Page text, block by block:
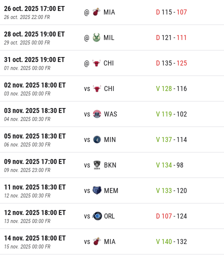
26 oct. 2025 17:00ET
26 oct. 2025 22:00 FR
@ MIA D 115- 107
28 oct. 2025 19:00ET
29 oct. 2025 00:00 FR
@ MIL D 121 - 111
31 oct. 2025 19:00ET
01 nov. 2025 00:00 FR
@ CHI D 135- 125
02 nov. 2025 18:00ET
03 nov. 2025 00:00 FR
vs CHI V 128 - 116
03 nov. 2025 18:30ET
04 nov. 2025 00:30 FR
vs WAS V 119 - 102
05 nov. 2025 18:30ET
06 nov. 2025 00:30 FR
vs MIN V 137- 114
09 nov. 2025 17:00ET
09 nov. 2025 23:00 FR
vs BKN V 134-98
11 nov. 2025 18:30ET
12 nov. 2025 00:30 FR
vs MEM V 133 - 120
12 nov. 2025 18:00ET
13 nov. 2025 00:00 FR
vs ORL D 107- 124
14 nov. 2025 18:00ET
15 nov. 2025 00:00 FR
vs MIA V 140- 132